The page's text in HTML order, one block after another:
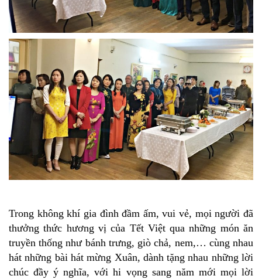
Trong không khí gia đình đầm ấm, vui vẻ, mọi người đã
thưởng thức hương vị của Tết Việt qua những món ăn
truyền thống như bánh trưng, giò chả, nem,… cùng nhau
hát những bài hát mừng Xuân, dành tặng nhau những lời
chúc đầy ý nghĩa, với hi vọng sang năm mới mọi lời